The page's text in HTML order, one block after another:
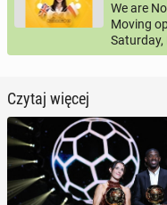
We are
Moving
Saturday,
Czytaj więcej